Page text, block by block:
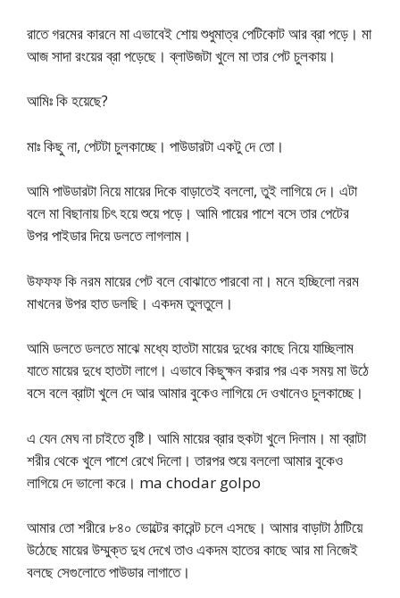
রাতে গরমের কারনে মা এভাবেই শোয় শুধুমাত্র পেটিকোট আর ব্রা পড়ে। মা
আজ সাদা রংয়ের ব্রা পড়েছে। ব্লাউজটা খুলে মা তার পেট চুলকায়।
আমিঃ কি হয়েছে?
মাঃ কিছু না, পেটটা চুলকাচ্ছে। পাউডারটা একটু দে তো।
আমি পাউডারটা নিয়ে মায়ের দিকে বাড়াতেই বললো, তুই লাগিয়ে দে। এটা
বলে মা বিছানায় চিৎ হয়ে শুয়ে পড়ে। আমি পায়ের পাশে বসে তার পেটের
উপর পাইডার দিয়ে ডলতে লাগলাম।
উফফফ কি নরম মায়ের পেট বলে বোঝাতে পারবো না। মনে হচ্ছিলো নরম
মাখনের উপর হাত ডলছি। একদম তুলতুলে।
আমি ডলতে ডলতে মাঝে মধ্যে হাতটা মায়ের দুধের কাছে নিয়ে যাচ্ছিলাম
যাতে মায়ের দুধে হাতটা লাগে। এভাবে কিছুক্ষন করার পর এক সময় মা উঠে
বসে বলে ব্রাটা খুলে দে আর আমার বুকেও লাগিয়ে দে ওখানেও চুলকাচ্ছে।
এ যেন মেঘ না চাইতে বৃষ্টি। আমি মায়ের ব্রার হুকটা খুলে দিলাম। মা ব্রাটা
শরীর থেকে খুলে পাশে রেখে দিলো। তারপর শুয়ে বললো আমার বুকেও
লাগিয়ে দে ভালো করে। ma chodar golpo
আমার তো শরীরে ৮৪০ ভোল্টের কারেন্ট চলে এসছে। আমার বাড়াটা ঠাটিয়ে
উঠেছে মায়ের উম্মুক্ত দুধ দেখে তাও একদম হাতের কাছে আর মা নিজেই
বলছে সেগুলোতে পাউডার লাগাতে।